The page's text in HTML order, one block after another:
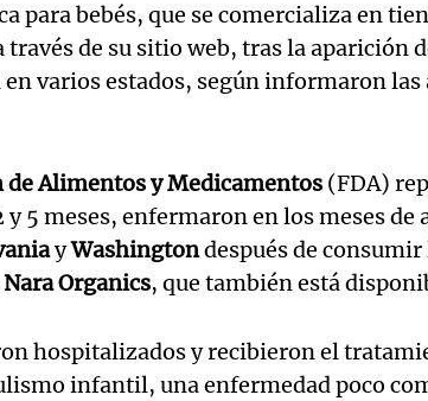
para bebés, que se comercializa en
través de su sitio web, tras la aparición
varios estados, según informaron las
Alimentos y Medicamentos (FDA)
y 5 meses, enfermaron en los meses de
yWashingtondespués de
Nara Organics, que también está
hospitalizados y recibieron el
infantil, una enfermedad poco